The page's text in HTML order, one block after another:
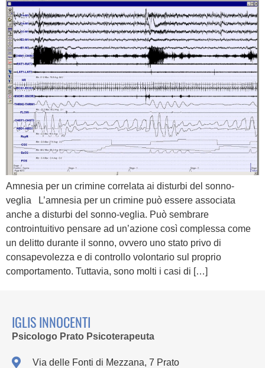
Amnesia per un crimine correlata ai disturbi del sonno-
veglia L’amnesia per un crimine può essere associata
anche a disturbi del sonno-veglia. Può sembrare
controintuitivo pensare ad un’azione così complessa come
un delitto durante il sonno, ovvero uno stato privo di
consapevolezza e di controllo volontario sul proprio
comportamento. Tuttavia, sono molti i casi di […]
IGLIS INNOCENTI
Psicologo Prato Psicoterapeuta
Via delle Fonti di Mezzana, 7 Prato